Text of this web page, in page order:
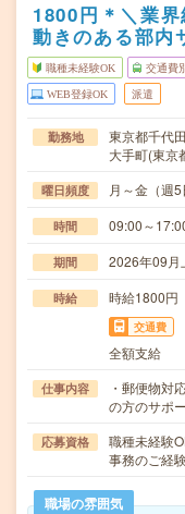
1800円＊＼業
動きのある部内
職種未経験OK 交通費
WEB登録OK 派遣
勤務地
東京都千代
大手町(東京
曜日頻度 月～金（週
時間 09:00～
期間 2026年09
時給 時給1800
交通費
全額支給
仕事内容
・郵便物対
の方のサポ
応募資格
職種未経験
事務のご経
職場の雰囲気